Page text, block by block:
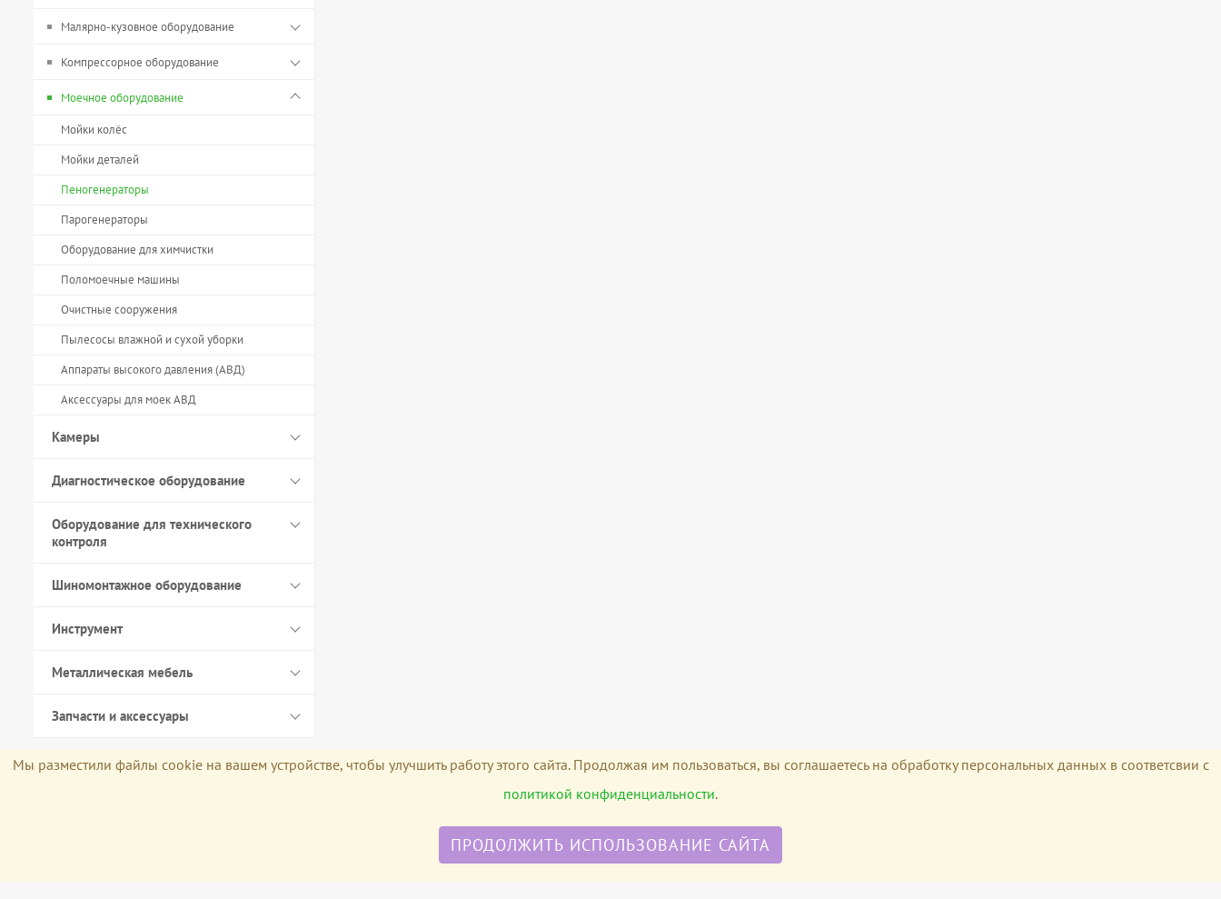
Малярно-кузовное оборудование
Компрессорное оборудование
Моечное оборудование
Мойки колёс
Мойки деталей
Пеногенераторы
Парогенераторы
Оборудование для химчистки
Поломоечные машины
Очистные сооружения
Пылесосы влажной и сухой уборки
Аппараты высокого давления (АВД)
Аксессуары для моек АВД
Камеры
Диагностическое оборудование
Оборудование для технического
контроля
Шиномонтажное оборудование
Инструмент
Металлическая мебель
Запчасти и аксессуары
Мы разместили файлы cookie на вашем устройстве, чтобы улучшить работу этого сайта. Продолжая им пользоваться, вы соглашаетесь на обработку персональных данных в соответсвии с
политикой конфиденциальности.
ПРОДОЛЖИТЬ ИСПОЛЬЗОВАНИЕ САЙТА